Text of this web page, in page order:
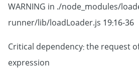
WARNING in ./node_modules/
runner/lib/loadLoader.js 19:16-36
Critical dependency: the request
expression